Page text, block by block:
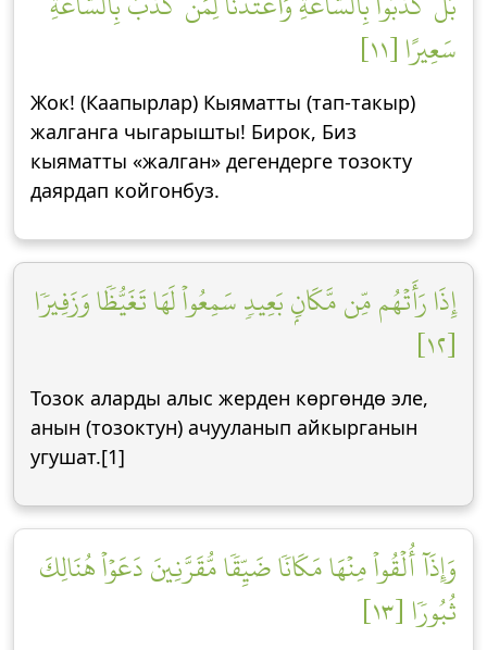
سَعِيرًا [١١]
Жок! (Каапырлар) Кыяматты (тап-такыр)
жалганга чыгарышты! Бирок, Биз
кыяматты «жалган» дегендерге тозокту
даярдап койгонбуз.
إِذَا رَأَتۡهُم مِّن مَّكَانِۭ بَعِيدٖ سَمِعُواْ لَهَا تَغَيُّظٗا وَزَفِيرٗا
[١٢]
Тозок аларды алыс жерден көргөндө эле,
анын (тозоктун) ачууланып айкырганын
угушат.[1]
وَإِذَآ أُلۡقُواْ مِنۡهَا مَكَانٗا ضَيِّقٗا مُّقَرَّنِينَ دَعَوۡاْ هُنَالِكَ
ثُبُورٗا [١٣]